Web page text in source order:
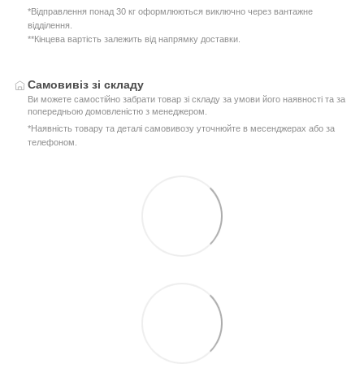
*Відправлення понад 30 кг оформлюються виключно через вантажне
відділення.
**Кінцева вартість залежить від напрямку доставки.
Самовивіз зі складу
Ви можете самостійно забрати товар зі складу за умови його наявності та за
попередньою домовленістю з менеджером.
*Наявність товару та деталі самовивозу уточнюйте в месенджерах або за
телефоном.